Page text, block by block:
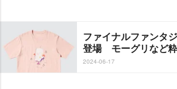
ファイナルファンタ
登場 モーグリなど
2024-06-17